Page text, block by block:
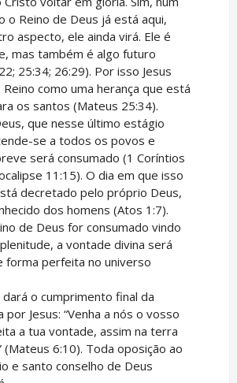
o Reino de Deus já está aqui,
aspecto, ele ainda virá. Ele é
mas também é algo futuro
25:34; 26:29). Por isso Jesus
como uma herança que está
os santos (Mateus 25:34).
que nesse último estágio
se a todos os povos e
será consumado (1 Coríntios
11:15). O dia em que isso
decretado pelo próprio Deus,
dos homens (Atos 1:7).
de Deus for consumado vindo
a vontade divina será
forma perfeita no universo
o cumprimento final da
por Jesus: “Venha a nós o vosso
a tua vontade, assim na terra
(Mateus 6:10). Toda oposição ao
e santo conselho de Deus